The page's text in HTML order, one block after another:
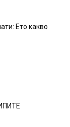
Ето какво